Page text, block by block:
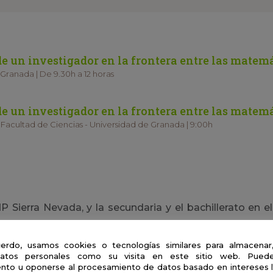
un investigador en la frontera entre las
| De 9.30h a 12 horas
un investigador en la frontera entre las
de Ciencias - Universidad de Granada | 9:00h
Sierra Nevada, y la secundaria y el bachillerato en
en Granada. Estudié matemáticas en la
Automático y Procesamiento de Imágenes a
usamos cookies o tecnologías similares para
personales como su visita en este sitio web.
u oponerse al procesamiento de datos basado en intereses